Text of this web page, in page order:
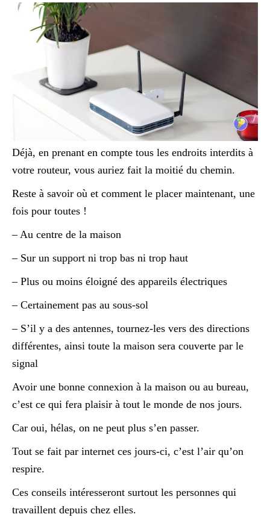
Déjà, en prenant en compte tous les endroits interdits à
votre routeur, vous auriez fait la moitié du chemin.
Reste à savoir où et comment le placer maintenant, une
fois pour toutes !
– Au centre de la maison
– Sur un support ni trop bas ni trop haut
– Plus ou moins éloigné des appareils électriques
– Certainement pas au sous-sol
– S’il y a des antennes, tournez-les vers des directions
différentes, ainsi toute la maison sera couverte par le
signal
Avoir une bonne connexion à la maison ou au bureau,
c’est ce qui fera plaisir à tout le monde de nos jours.
Car oui, hélas, on ne peut plus s’en passer.
Tout se fait par internet ces jours-ci, c’est l’air qu’on
respire.
Ces conseils intéresseront surtout les personnes qui
travaillent depuis chez elles.